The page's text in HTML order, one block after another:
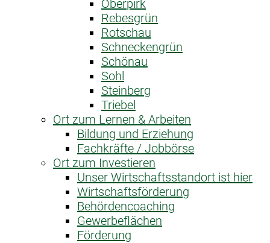
Oberpirk
Rebesgrün
Rotschau
Schneckengrün
Schönau
Sohl
Steinberg
Triebel
Ort zum Lernen & Arbeiten
Bildung und Erziehung
Fachkräfte / Jobbörse
Ort zum Investieren
Unser Wirtschaftsstandort ist hier
Wirtschaftsförderung
Behördencoaching
Gewerbeflächen
Förderung